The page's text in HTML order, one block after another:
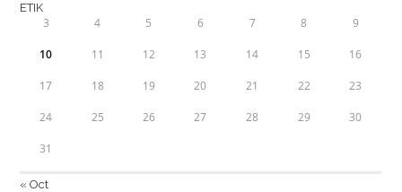
3 4 5 6 7 8 9
10 11 12 13 14 15 16
17 18 19 20 21 22 23
24 25 26 27 28 29 30
31
« Oct